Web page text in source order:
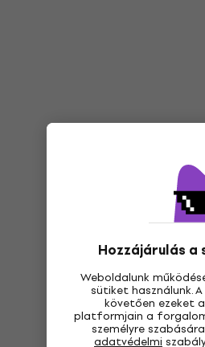
Hozzájárulás a
Weboldalunk
sütiket használunk.
követően ezeket
platformjain a
személyre
adatvédelmi